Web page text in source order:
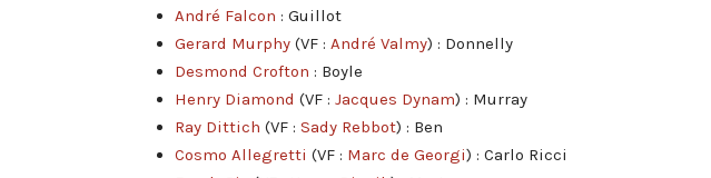
André Falcon : Guillot
Gerard Murphy (VF : André Valmy) : Donnelly
Desmond Crofton : Boyle
Henry Diamond (VF : Jacques Dynam) : Murray
Ray Dittich (VF : Sady Rebbot) : Ben
Cosmo Allegretti (VF : Marc de Georgi) : Carlo Ricci